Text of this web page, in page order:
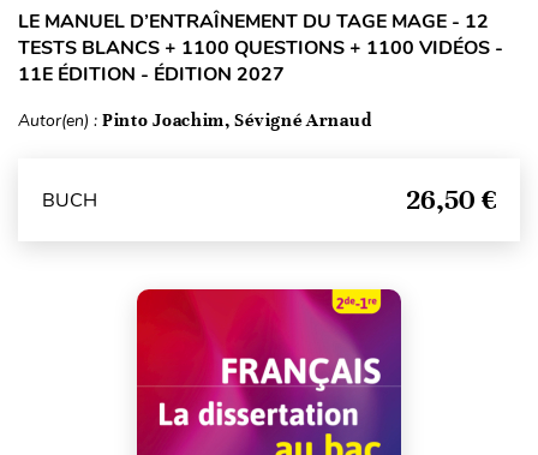
LE MANUEL D’ENTRAÎNEMENT DU TAGE MAGE - 12
TESTS BLANCS + 1100 QUESTIONS + 1100 VIDÉOS -
11E ÉDITION - ÉDITION 2027
Autor(en) : Pinto Joachim, Sévigné Arnaud
BUCH 26,50 €